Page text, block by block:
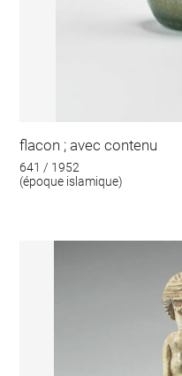
flacon ; avec contenu
641 / 1952
(époque islamique)